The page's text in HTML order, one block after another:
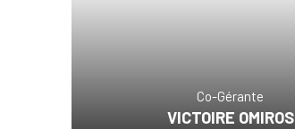
Co-Gérante
VICTOIRE OMIROS